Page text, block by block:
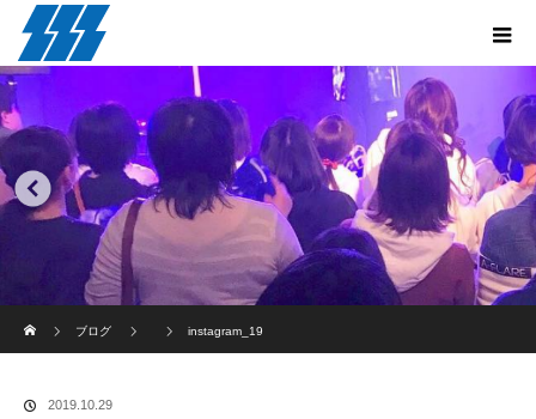
ブログ
instagram_19
2019.10.29